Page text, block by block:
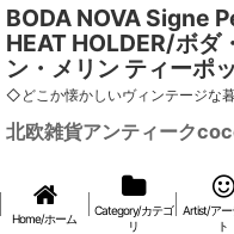
BODA NOVA Signe
HEAT HOLDER/ボダ
ン・メリン ティーポ
◇どこか懐かしいヴィンテージな
北欧雑貨アンティーク
Home/ホーム
Category/カテゴ
リ
Artist/アー
ト